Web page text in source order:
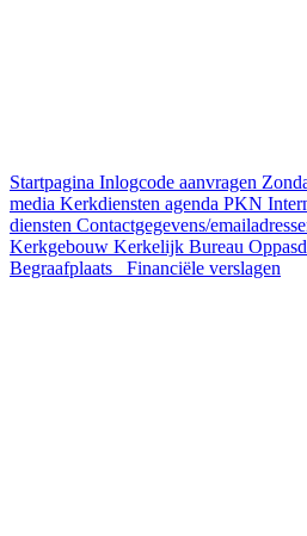
Startpagina Inlogcode aanvragen
media Kerkdiensten agenda PKN
diensten Contactgegevens/
Kerkgebouw Kerkelijk Bureau
Begraafplaats
Financiële verslagen